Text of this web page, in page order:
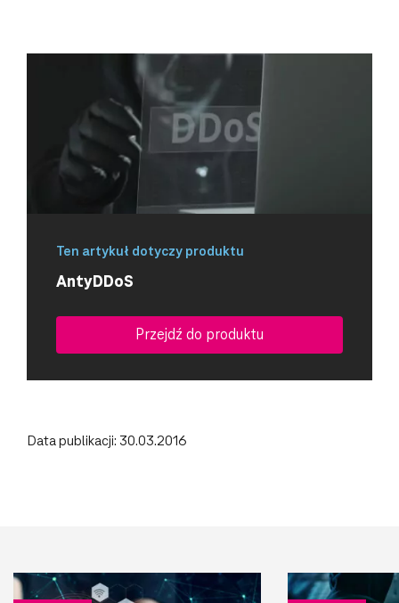
Ten artykuł dotyczy produktu
AntyDDoS
Przejdź do produktu
Data publikacji: 30.03.2016